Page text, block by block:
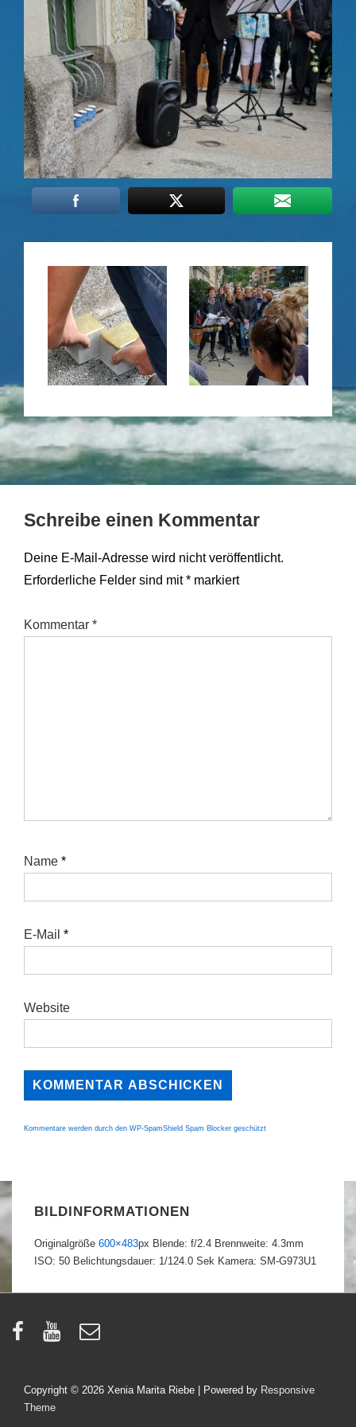
Schreibe einen Kommentar
Deine E-Mail-Adresse wird nicht veröffentlicht.
Erforderliche Felder sind mit* markiert
Kommentar *
Name *
E-Mail *
Website
Kommentare werden durch den WP-SpamShield Spam Blocker geschützt
BILDINFORMATIONEN
Originalgröße 600×483px Blende: f/2.4 Brennweite: 4.3mm
ISO: 50 Belichtungsdauer: 1/124.0 Sek Kamera: SM-G973U1
Copyright © 2026 Xenia Marita Riebe | Powered by Responsive
Theme